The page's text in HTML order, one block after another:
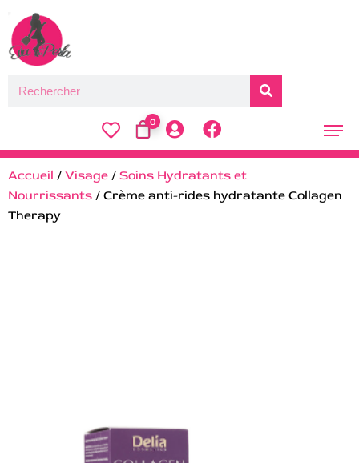
0
Accueil / Visage / Soins Hydratants et
Nourrissants / Crème anti-rides hydratante Collagen
Therapy